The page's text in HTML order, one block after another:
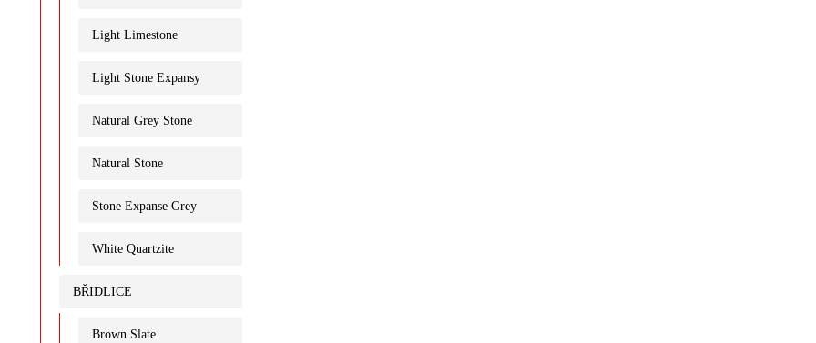
Light Limestone
Light Stone Expansy
Natural Grey Stone
Natural Stone
Stone Expanse Grey
White Quartzite
BŘIDLICE
Brown Slate